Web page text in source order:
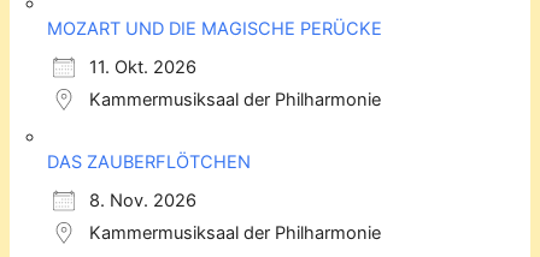
MOZART UND DIE MAGISCHE PERÜCKE
11. Okt. 2026
Kammermusiksaal der Philharmonie
DAS ZAUBERFLÖTCHEN
8. Nov. 2026
Kammermusiksaal der Philharmonie